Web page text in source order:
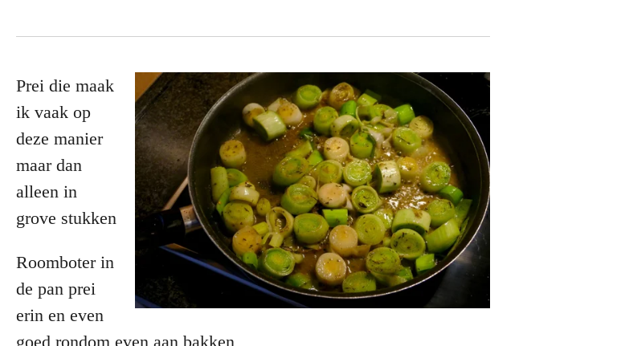
Prei die maak
ik vaak op
deze manier
maar dan
alleen in
grove stukken
Roomboter in
de pan prei
erin en even
goed rondom even aan bakken